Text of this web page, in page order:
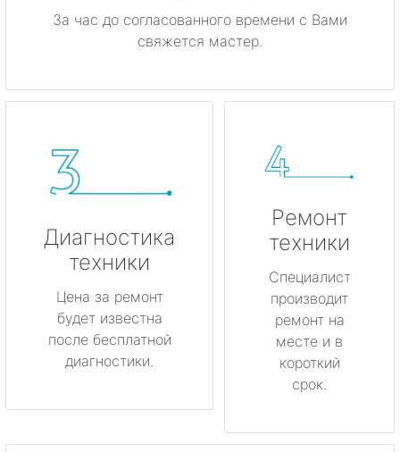
За час до согласованного времени с Вами
свяжется мастер.
Диагностика
техники
Цена за ремонт
будет известна
после бесплатной
диагностики.
Ремонт
техники
Специалист
производит
ремонт на
месте и в
короткий
срок.